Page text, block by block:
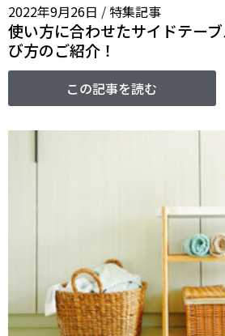
2022年9月26日 / 特集記事
使い方に合わせたサイドテー
び方のご紹介！
この記事を読む